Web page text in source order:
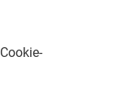
Cookie-